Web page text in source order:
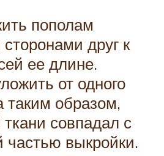
пополам
друг к
ее длине.
от одного
таким образом,
совпадал с
частью выкройки.